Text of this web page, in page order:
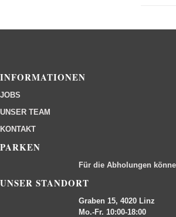
INFORMATIONEN
JOBS
UNSER TEAM
KONTAKT
PARKEN
Für die Abholungen
UNSER STANDORT
Graben 15, 4020 Linz
Mo.-Fr. 10:00-18:00